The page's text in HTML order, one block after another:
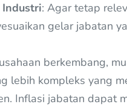
Industri: Agar tetap
gelar jabatan
berkembang,
lebih kompleks yang
Inflasi jabatan dapat